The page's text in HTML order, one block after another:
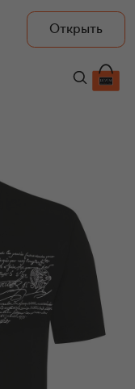
Открыть
87 200 ₽